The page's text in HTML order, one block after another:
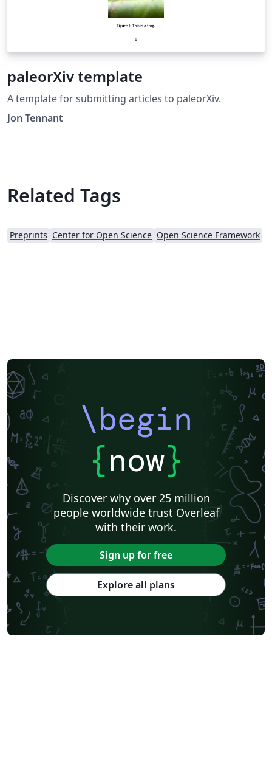
paleorXiv template
A template for submitting articles to paleorXiv.
Jon Tennant
Related Tags
Preprints Center for Open Science Open Science Framework
\begin
{now}
Discover why over 25 million
people worldwide trust Overleaf
with their work.
Sign up for free
Explore all plans